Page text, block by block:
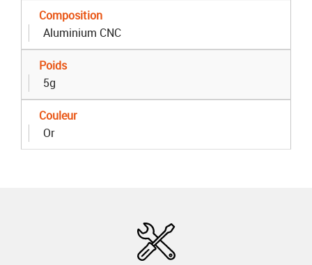
Composition
Aluminium CNC
Poids
5g
Couleur
Or